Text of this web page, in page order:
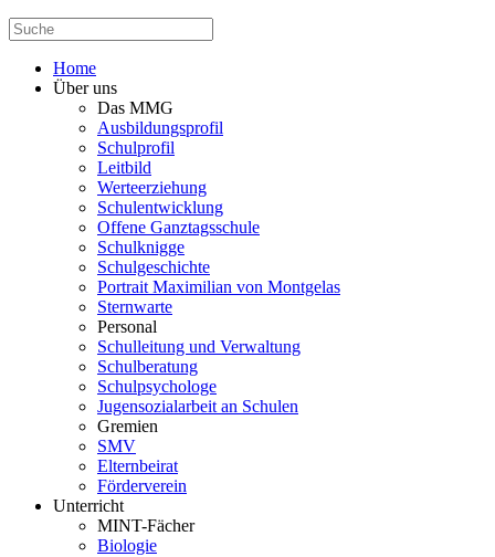
Home
Über uns
Das MMG
Ausbildungsprofil
Schulprofil
Leitbild
Werteerziehung
Schulentwicklung
Offene Ganztagsschule
Schulknigge
Schulgeschichte
Portrait Maximilian von Montgelas
Sternwarte
Personal
Schulleitung und Verwaltung
Schulberatung
Schulpsychologe
Jugensozialarbeit an Schulen
Gremien
SMV
Elternbeirat
Förderverein
Unterricht
MINT-Fächer
Biologie